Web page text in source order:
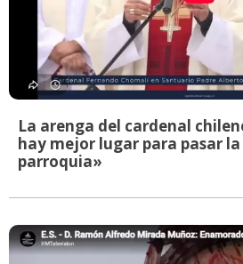
La arenga del cardenal
hay mejor lugar para pasar
parroquia»